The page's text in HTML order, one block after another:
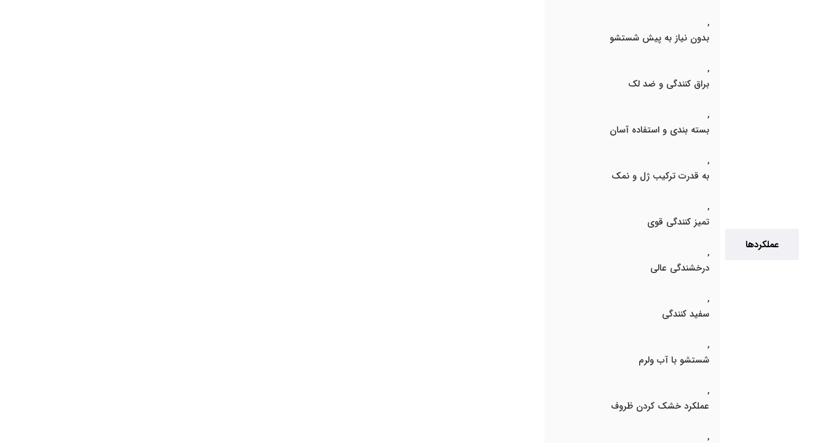
عملکردها
,
بدون نیاز به پیش شستشو
,
براق کنندگی و ضد لک
,
بسته بندی و استفاده آسان
,
به قدرت ترکیب ژل و نمک
,
تمیز کنندگی قوی
,
درخشندگی عالی
,
سفید کنندگی
,
شستشو با آب ولرم
,
عملکرد خشک کردن ظروف
,